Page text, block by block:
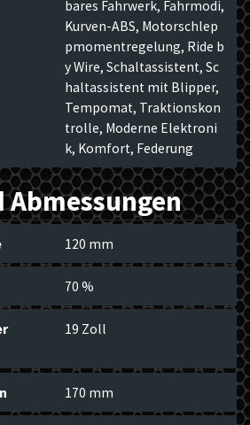
bares Fahrwerk, Fahrmodi,
Kurven-ABS, Motorschlep
pmomentregelung, Ride b
y Wire, Schaltassistent, Sc
haltassistent mit Blipper,
Tempomat, Traktionskon
trolle, Moderne Elektroni
k, Komfort, Federung
Abmessungen
120 mm
70 %
19 Zoll
170 mm